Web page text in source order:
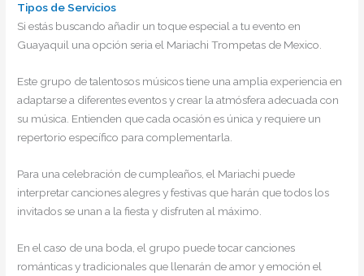
Tipos de Servicios
Si estás buscando añadir un toque especial a tu evento en
Guayaquil una opción seria el Mariachi Trompetas de Mexico.
Este grupo de talentosos músicos tiene una amplia experiencia en
adaptarse a diferentes eventos y crear la atmósfera adecuada con
su música. Entienden que cada ocasión es única y requiere un
repertorio específico para complementarla.
Para una celebración de cumpleaños, el Mariachi puede
interpretar canciones alegres y festivas que harán que todos los
invitados se unan a la fiesta y disfruten al máximo.
En el caso de una boda, el grupo puede tocar canciones
románticas y tradicionales que llenarán de amor y emoción el